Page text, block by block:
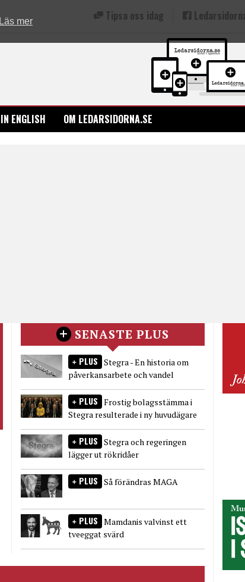
Läs mer Tipsa oss idag
IN ENGLISH OM LEDARSIDORNA.SE
SENASTE PLUS
PLUS Stegra - En historia om
påverkansarbete och vandel
PLUS Frostig bolagsstämma i
Stegra resulterade i ny huvudägare
PLUS Stegra och regeringen
lägger ut rökridåer
PLUS Så förändras MAGA
PLUS Mamdanis valvinst ett
tveeggat svärd